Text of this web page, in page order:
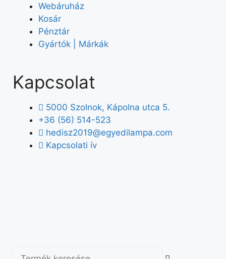
Webáruház
Kosár
Pénztár
Gyártók | Márkák
Kapcsolat
5000 Szolnok, Kápolna utca 5.
+36 (56) 514-523
hedisz2019@egyedilampa.com
Kapcsolati ív